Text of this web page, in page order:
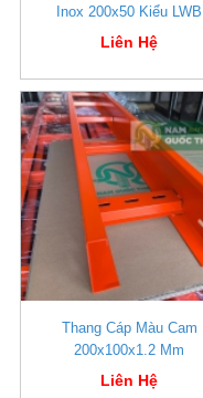
Inox 200x50 Kiểu LWB
Liên Hệ
Thang Cáp Màu Cam
200x100x1.2 Mm
Liên Hệ